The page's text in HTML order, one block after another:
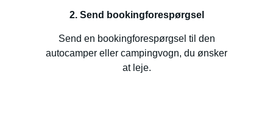
2. Send bookingforespørgsel
Send en bookingforespørgsel til den
autocamper eller campingvogn, du ønsker
at leje.